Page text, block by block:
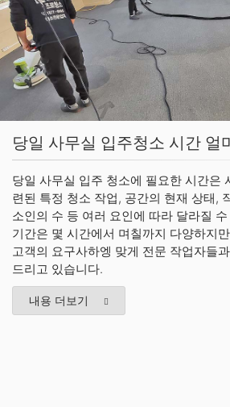
당일 사무실 입주청소 시간 얼
당일 사무실 입주 청소에 필요한 시간은
련된 특정 청소 작업, 공간의 현재 상태,
소인의 수 등 여러 요인에 따라 달라질
기간은 몇 시간에서 며칠까지 다양하지
고객의 요구사하엥 맞게 전문 작업자들
드리고 있습니다.
내용 더보기